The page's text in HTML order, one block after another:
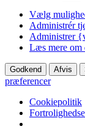
Vælg
Administrér
Administrer
Læs mere om
Godkend Afvis
præferencer
Cookiepolitik